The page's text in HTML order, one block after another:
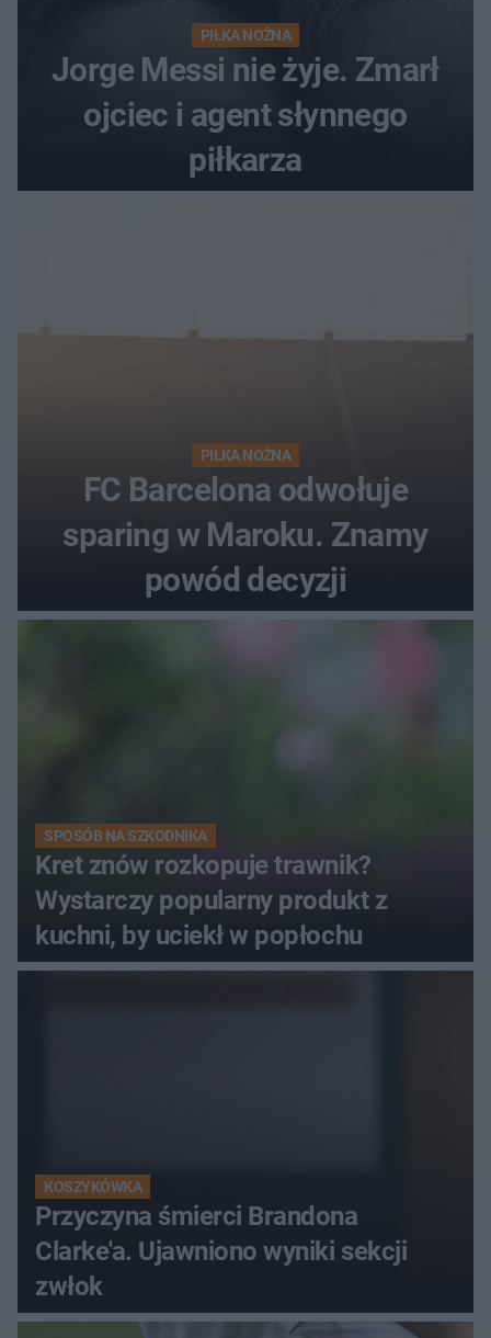
PIŁKA NOŻNA
Jorge Messi nie żyje. Zmarł
ojciec i agent słynnego
piłkarza
PIŁKA NOŻNA
FC Barcelona odwołuje
sparing w Maroku. Znamy
powód decyzji
SPOSÓB NA SZKODNIKA
Kret znów rozkopuje trawnik?
Wystarczy popularny produkt z
kuchni, by uciekł w popłochu
KOSZYKÓWKA
Przyczyna śmierci Brandona
Clarke'a. Ujawniono wyniki sekcji
zwłok